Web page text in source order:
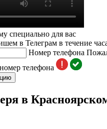
специально для вас
в Телеграм в течение
Номер телефона
телефона
в